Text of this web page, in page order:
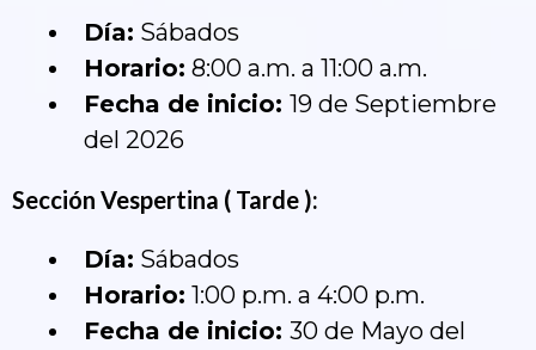
Día: Sábados
Horario: 8:00 a.m. a 11:00 a.m.
Fecha de inicio: 19 de Septiembre
del 2026
Sección Vespertina ( Tarde ):
Día: Sábados
Horario: 1:00 p.m. a 4:00 p.m.
Fecha de inicio: 30 de Mayo del